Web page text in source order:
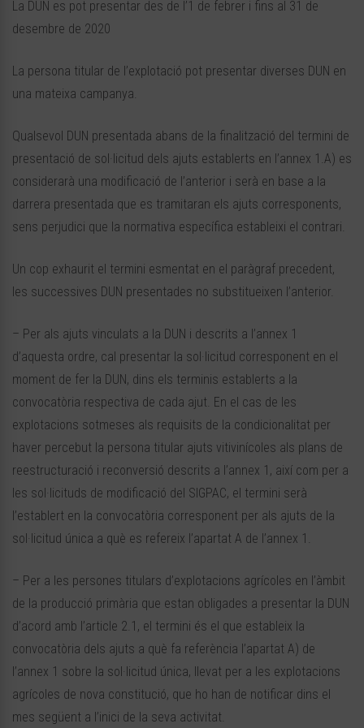
La DUN es pot presentar des de l’1 de febrer i fins al 31 de
desembre de 2020
La persona titular de l’explotació pot presentar diverses DUN en
una mateixa campanya.
Qualsevol DUN presentada abans de la finalització del termini de
presentació de sol·licitud dels ajuts establerts en l’annex 1.A) es
considerarà una modificació de l’anterior i serà en base a la
darrera presentada que es tramitaran els ajuts corresponents,
sens perjudici que la normativa específica estableixi el contrari.
Un cop exhaurit el termini esmentat en el paràgraf precedent,
les successives DUN presentades no substitueixen l’anterior.
– Per als ajuts vinculats a la DUN i descrits a l’annex 1
d’aquesta ordre, cal presentar la sol·licitud corresponent en el
moment de fer la DUN, dins els terminis establerts a la
convocatòria respectiva de cada ajut. En el cas de les
explotacions sotmeses als requisits de la condicionalitat per
haver percebut la persona titular ajuts vitivinícoles als plans de
reestructuració i reconversió descrits a l’annex 1, així com per a
les sol·licituds de modificació del SIGPAC, el termini serà
l’establert en la convocatòria corresponent per als ajuts de la
sol·licitud única a què es refereix l’apartat A de l’annex 1.
– Per a les persones titulars d’explotacions agrícoles en l’àmbit
de la producció primària que estan obligades a presentar la DUN
d’acord amb l’article 2.1, el termini és el que estableix la
convocatòria dels ajuts a què fa referència l’apartat A) de
l’annex 1 sobre la sol·licitud única, llevat per a les explotacions
agrícoles de nova constitució, que ho han de notificar dins el
mes següent a l’inici de la seva activitat.